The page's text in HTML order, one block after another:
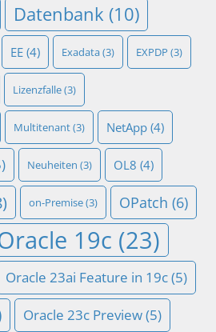
Datenbank (10)
EE (4) Exadata(3) EXPDP (3)
Lizenzfalle(3)
Multitenant(3) NetApp (4)
Neuheiten (3) OL8 (4)
on-Premise(3) OPatch (6)
19c (23)
Oracle 23ai Feature in 19c(5)
Oracle 23c Preview(5)